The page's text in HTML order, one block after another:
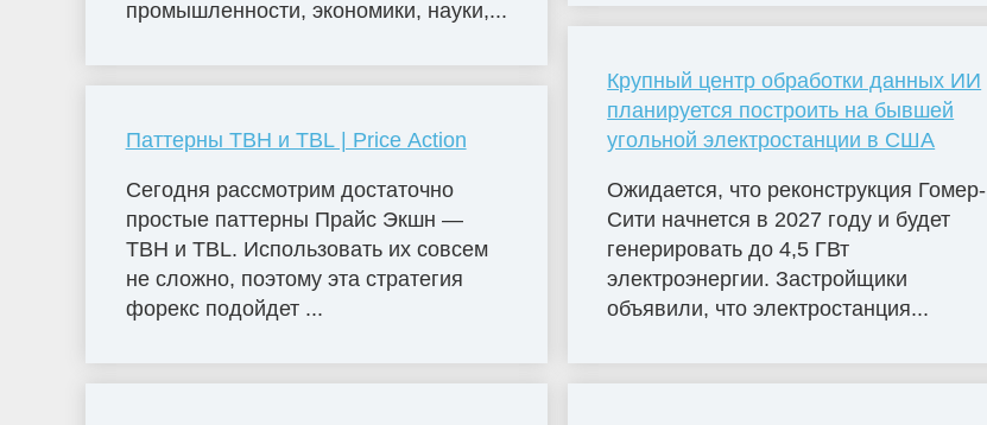
промышленности, экономики, науки,...
Паттерны TBH и TBL | Price Action
Сегодня рассмотрим достаточно
простые паттерны Прайс Экшн —
TBH и TBL. Использовать их совсем
не сложно, поэтому эта стратегия
форекс подойдет ...
Крупный центр обработки данных ИИ
планируется построить на бывшей
угольной электростанции в США
Ожидается, что реконструкция Гомер-
Сити начнется в 2027 году и будет
генерировать до 4,5 ГВт
электроэнергии. Застройщики
объявили, что электростанция...